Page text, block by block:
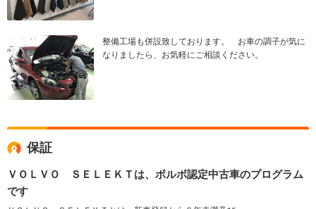
整備工場も併設致しております。 お車の調子が気に
なりましたら、お気軽にご相談ください。
保証
ＶＯＬＶＯ ＳＥＬＥＫＴは、ボルボ認定中古車のプログラム
です